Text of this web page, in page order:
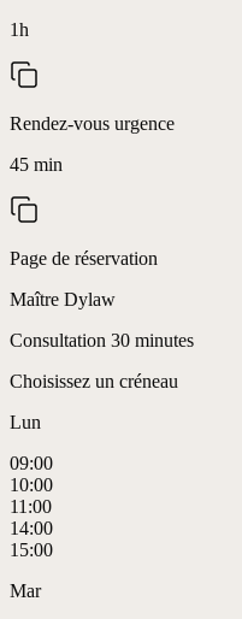
1h
Rendez-vous urgence
45 min
Page de réservation
Maître Dylaw
Consultation 30 minutes
Choisissez un créneau
Lun
09:00
10:00
11:00
14:00
15:00
Mar